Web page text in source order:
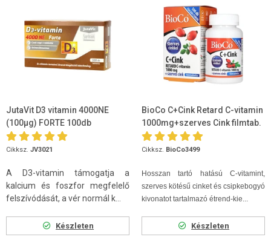
JutaVit D3 vitamin 4000NE
(100µg) FORTE 100db
Cikksz. JV3021
A D3-vitamin támogatja a
kalcium és foszfor megfelelő
felszívódását, a vér normál k...
Készleten
BioCo C+Cink Retard C-vitamin
1000mg+szerves Cink filmtab.
100db
Cikksz. BioCo3499
Hosszan tartó hatású C-vitamint,
szerves kötésű cinket és csipkebogyó
kivonatot tartalmazó étrend-kie...
Készleten